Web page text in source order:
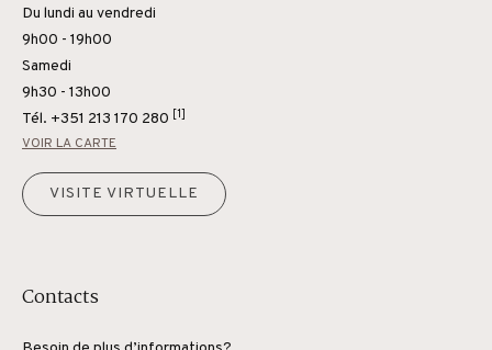
Du lundi au vendredi
9h00 - 19h00
Samedi
9h30 - 13h00
Tél. +351 213 170 280 [1]
VOIR LA CARTE
VISITE VIRTUELLE
Contacts